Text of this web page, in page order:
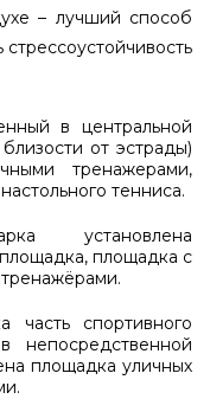
– лучший способ
в центральной
от эстрады)
тренажерами,
тенниса.
установлена
площадка с
часть спортивного
непосредственной
площадка уличных